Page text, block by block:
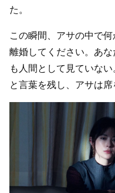
た。
この瞬間、アサの中で
離婚してください。あ
も人間として見ていな
と言葉を残し、アサは席